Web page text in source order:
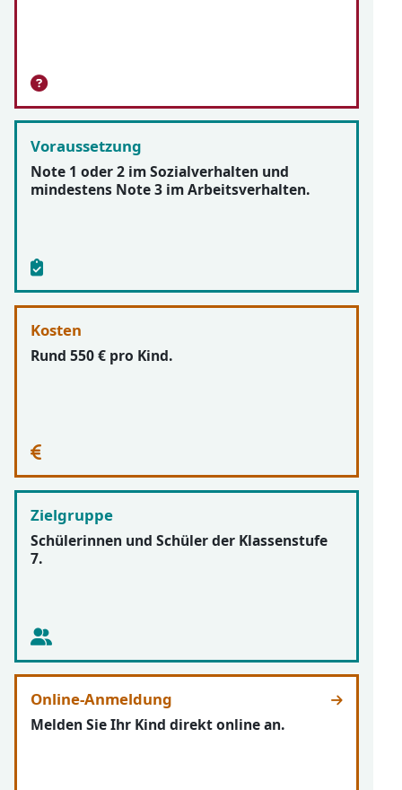
Voraussetzung
Note 1 oder 2 im Sozialverhalten und
mindestens Note 3 im Arbeitsverhalten.
Kosten
Rund 550 € pro Kind.
Zielgruppe
Schülerinnen und Schüler der Klassenstufe
7.
Online-Anmeldung
Melden Sie Ihr Kind direkt online an.